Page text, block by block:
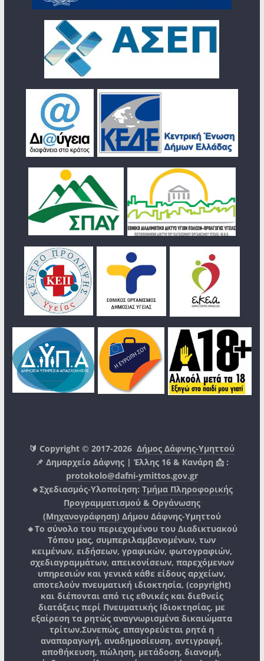
🔰 Copyright © 2017-2026Δήμος Δάφνης-Υμηττού
📌 Δημαρχείο Δάφνης | Έλλης 16 & Κανάρη 📩 :
protokolo@dafni-ymittos.gov.gr
🔹Σχεδιασμός-Υλοποίηση: Τμήμα Πληροφορικής
Προγραμματισμού & Οργάνωσης
(Μηχανογράφηση) Δήμου Δάφνης-Υμηττού
🔸Το σύνολο του περιεχομένου του Διαδικτυακού
Τόπου μας, συμπεριλαμβανομένων, των
κειμένων, ειδήσεων, γραφικών, φωτογραφιών,
σχεδιαγραμμάτων, απεικονίσεων, παρεχόμενων
υπηρεσιών και γενικά κάθε είδους αρχείων,
αποτελούν πνευματική ιδιοκτησία, (copyright)
και διέπονται από τις εθνικές και διεθνείς
διατάξεις περί Πνευματικής Ιδιοκτησίας, με
εξαίρεση τα ρητώς αναγνωρισμένα δικαιώματα
τρίτων.Συνεπώς, απαγορεύεται ρητά η
αναπαραγωγή, αναδημοσίευση, αντιγραφή,
αποθήκευση, πώληση, μετάδοση, διανομή,